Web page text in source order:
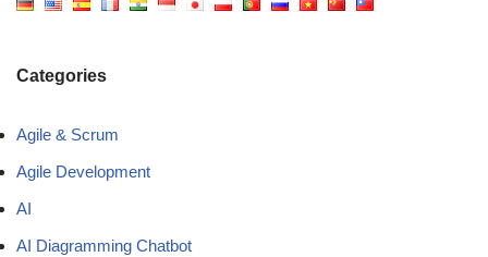
Categories
Agile & Scrum
Agile Development
AI
AI Diagramming Chatbot